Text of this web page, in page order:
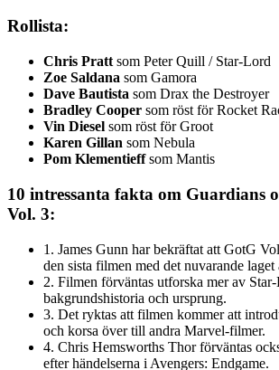
Rollista:
Chris Pratt som Peter Quill / Star-Lord
Zoe Saldana som Gamora
Dave Bautista som Drax the Destroyer
Bradley Cooper som röst för Rocket
Vin Diesel som röst för Groot
Karen Gillan som Nebula
Pom Klementieffsom Mantis
10 intressanta fakta om Guardians
Vol. 3:
1. James Gunn har bekräftat att GotG
den sista filmen med det nuvarande laget
2. Filmen förväntas utforska mer av
bakgrundshistoria och ursprung.
3. Det ryktas att filmen kommer att
och korsa över till andra Marvel-filmer.
4. Chris Hemsworths Thor förväntas
efter händelserna i Avengers: Endgame.